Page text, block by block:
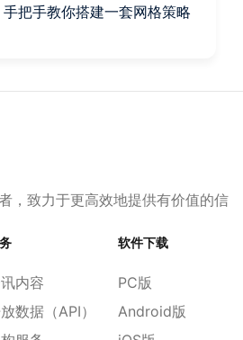
把手教你搭建一套网格策略
，致力于更高效地提供有价值的信
内容
数据（API）
软件下载
PC版
Android版